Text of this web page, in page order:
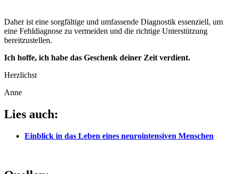
Daher ist eine sorgfältige und umfassende Diagnostik essenziell, um
eine Fehldiagnose zu vermeiden und die richtige Unterstützung
bereitzustellen.
Ich hoffe, ich habe das Geschenk deiner Zeit verdient.
Herzlichst
Anne
Lies auch:
Einblick in das Leben eines neurointensiven Menschen